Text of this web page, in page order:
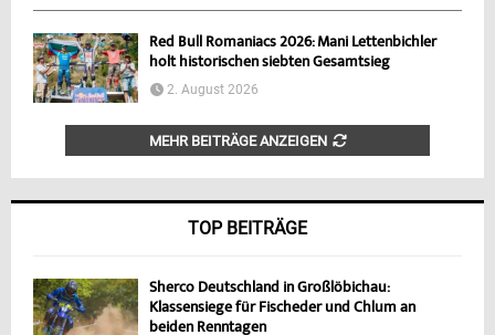
Red Bull Romaniacs 2026: Mani Lettenbichler
holt historischen siebten Gesamtsieg
2. August 2026
MEHR BEITRÄGE ANZEIGEN
TOP BEITRÄGE
Sherco Deutschland in Großlöbichau:
Klassensiege für Fischeder und Chlum an
beiden Renntagen